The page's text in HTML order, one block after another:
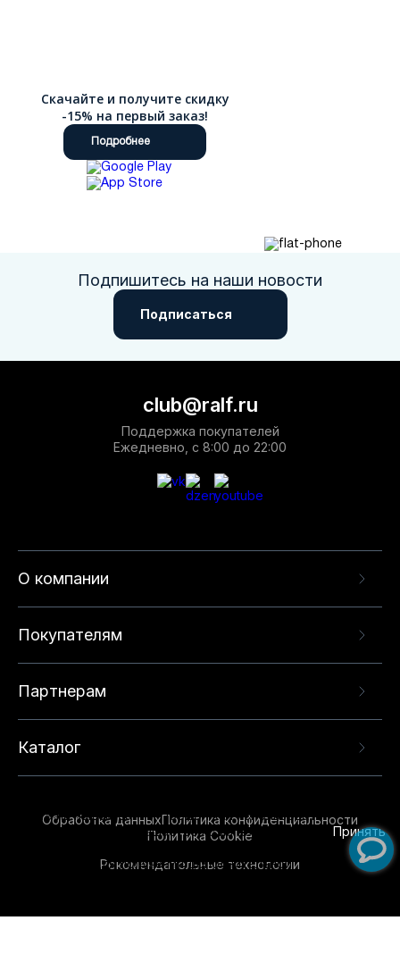
Скачайте и получите скидку
-15% на первый заказ!
Подробнее
Подпишитесь на наши новости
Подписаться
О компании
Покупателям
Партнерам
Каталог
club@ralf.ru
Поддержка покупателей
Ежедневно, с 8:00 до 22:00
Обработка данныхПолитика конфиденциальности
Политика Cookie
Рекомендательные технологии
опыта на нашем сайте. Продолжая использовать
данный сайт, вы соглашаетесь с использованием
технологий. Для получения дополнительной
Принять